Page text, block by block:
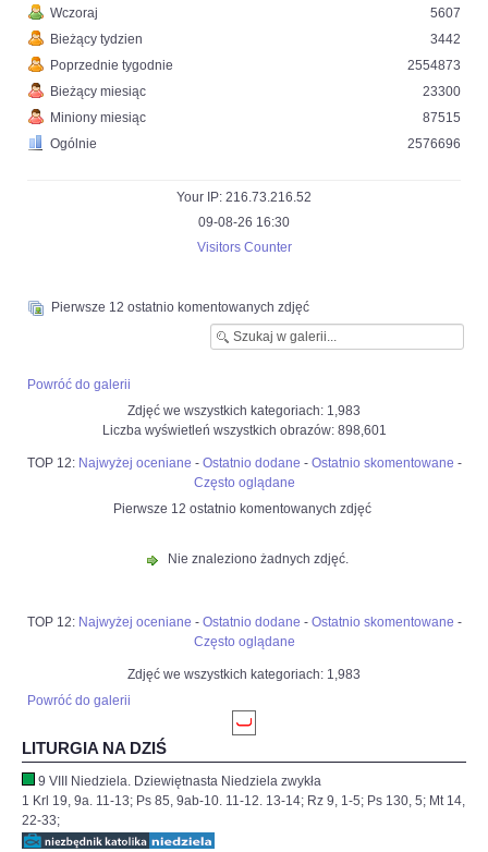
Wczoraj
Bieżący tydzien
Poprzednie tygodnie
Bieżący miesiąc
Miniony miesiąc
Ogólnie
5607
3442
2554873
23300
87515
2576696
Your IP: 216.73.216.52
09-08-26 16:30
Visitors Counter
Pierwsze 12 ostatnio komentowanych zdjęć
Powróć do galerii
Zdjęć we wszystkich kategoriach: 1,983
Liczba wyświetleń wszystkich obrazów: 898,601
TOP 12: Najwyżej oceniane - Ostatnio dodane - Ostatnio skomentowane -
Często oglądane
Pierwsze 12 ostatnio komentowanych zdjęć
Nie znaleziono żadnych zdjęć.
TOP 12: Najwyżej oceniane - Ostatnio dodane - Ostatnio skomentowane -
Często oglądane
Zdjęć we wszystkich kategoriach: 1,983
Powróć do galerii
LITURGIA NA DZIŚ
9 VIII Niedziela. Dziewiętnasta Niedziela zwykła
1 Krl 19, 9a. 11-13; Ps 85, 9ab-10. 11-12. 13-14; Rz 9, 1-5; Ps 130, 5; Mt 14,
22-33;